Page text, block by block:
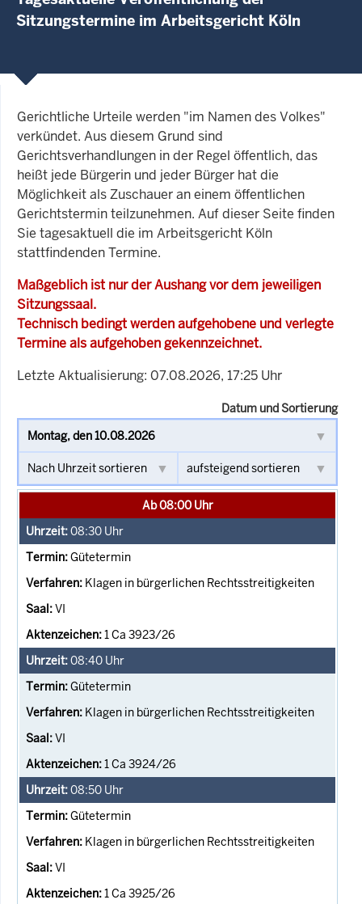
Sitzungstermine im Arbeitsgericht Köln
Gerichtliche Urteile werden "im Namen des Volkes"
verkündet. Aus diesem Grund sind
Gerichtsverhandlungen in der Regel öffentlich, das
heißt jede Bürgerin und jeder Bürger hat die
Möglichkeit als Zuschauer an einem öffentlichen
Gerichtstermin teilzunehmen. Auf dieser Seite finden
Sie tagesaktuell die im Arbeitsgericht Köln
stattfindenden Termine.
Maßgeblich ist nur der Aushang vor dem jeweiligen
Sitzungssaal.
Technisch bedingt werden aufgehobene und verlegte
Termine als aufgehoben gekennzeichnet.
Letzte Aktualisierung: 07.08.2026, 17:25 Uhr
Datum und Sortierung
Ab 08:00 Uhr
08:30 Uhr
Gütetermin
Klagen in bürgerlichen Rechtsstreitigkeiten
VI
1 Ca 3923/26
08:40 Uhr
Gütetermin
Klagen in bürgerlichen Rechtsstreitigkeiten
VI
1 Ca 3924/26
08:50 Uhr
Gütetermin
Klagen in bürgerlichen Rechtsstreitigkeiten
VI
1 Ca 3925/26